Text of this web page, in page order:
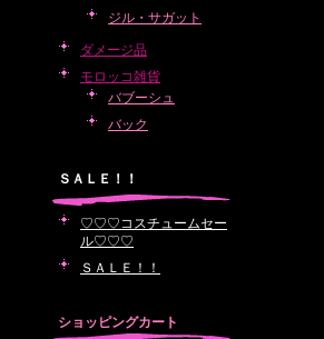
ジル・サガット
ダメージ品
モロッコ雑貨
バブーシュ
バック
ＳＡＬＥ！！
♡♡♡コスチュームセー
ル♡♡♡
ＳＡＬＥ！！
ショッピングカート